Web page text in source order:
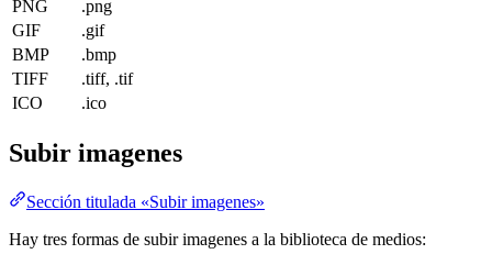
PNG
.png
GIF
.gif
BMP
.bmp
TIFF
.tiff, .tif
ICO
.ico
Subir imagenes
Sección titulada «Subir imagenes»
Hay tres formas de subir imagenes a la biblioteca de medios: